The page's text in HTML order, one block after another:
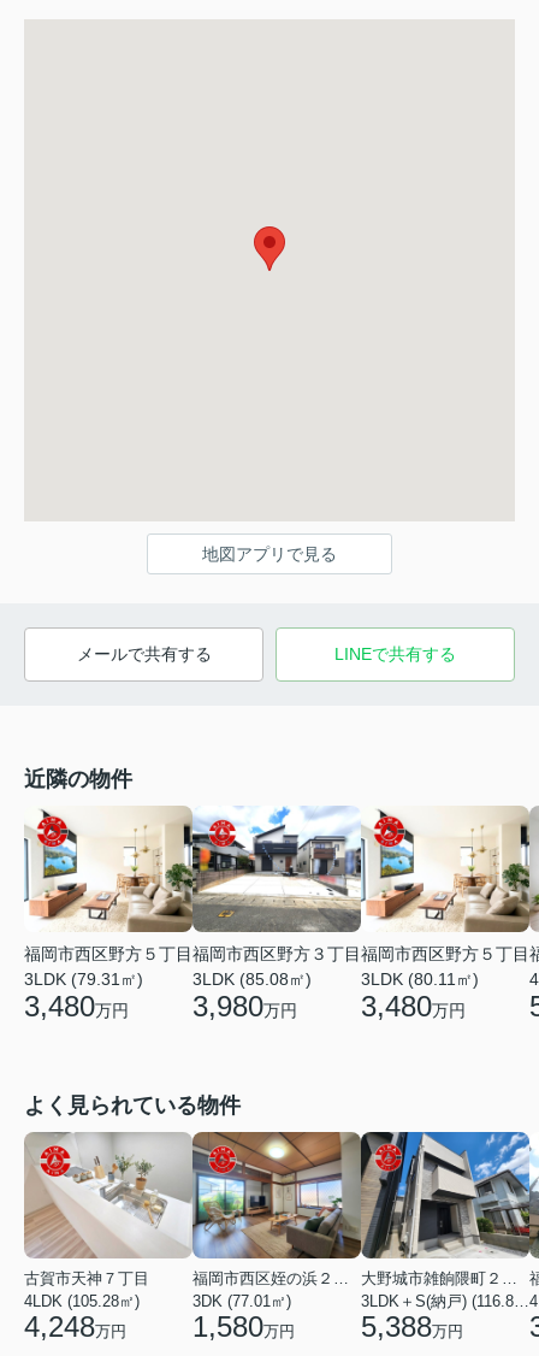
地図アプリで見る
メールで共有する LINEで共有する
近隣の物件
福岡市西区野方５丁目
3LDK (79.31㎡)
3,480万円
福岡市西区野方３丁目
3LDK (85.08㎡)
3,980万円
福岡市西区野方５丁目
3LDK (80.11㎡)
3,480万円
よく見られている物件
古賀市天神７丁目
4LDK (105.28㎡)
4,248万円
福岡市西区姪の浜２丁目
3DK (77.01㎡)
1,580万円
大野城市雑餉隈町２丁目
3LDK＋S(納戸) (116.80㎡)
5,388万円